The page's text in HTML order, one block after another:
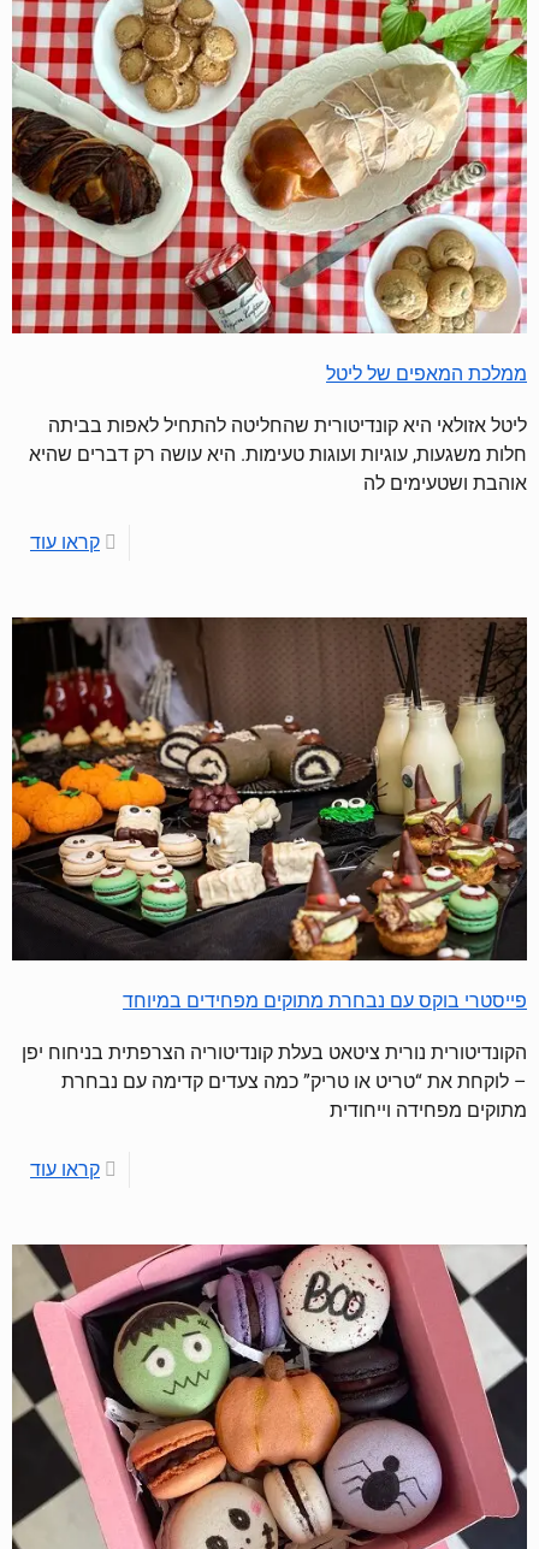
ממלכת המאפים של ליטל
ליטל אזולאי היא קונדיטורית שהחליטה להתחיל לאפות בביתה
חלות משגעות, עוגיות ועוגות טעימות. היא עושה רק דברים שהיא
אוהבת ושטעימים לה
קראו עוד
פייסטרי בוקס עם נבחרת מתוקים מפחידים במיוחד
הקונדיטורית נורית ציטאט בעלת קונדיטוריה הצרפתית בניחוח יפן
– לוקחת את “טריט או טריק” כמה צעדים קדימה עם נבחרת
מתוקים מפחידה וייחודית
קראו עוד